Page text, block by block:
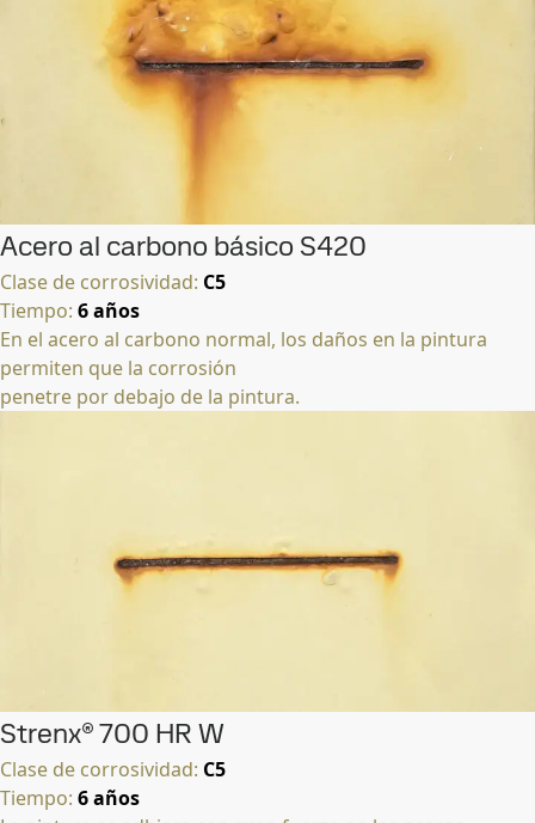
Acero al carbono básico S420
Clase de corrosividad: C5
Tiempo: 6 años
En el acero al carbono normal, los daños en la pintura
permiten que la corrosión
penetre por debajo de la pintura.
Strenx® 700 HR W
Clase de corrosividad: C5
Tiempo: 6 años